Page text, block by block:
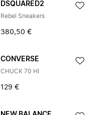
DSQUARED2
Rebel Sneakers
380,50 €
CONVERSE
CHUCK 70 HI
129 €